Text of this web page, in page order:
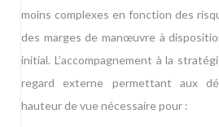
moins complexes en fonction des
des marges de manœuvre à
initial. L’accompagnement à la
regard externe permettant aux
hauteur de vue nécessaire pour :